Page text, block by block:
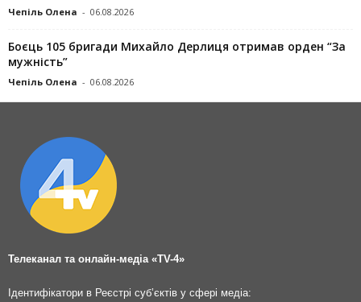
Чепіль Олена - 06.08.2026
Боєць 105 бригади Михайло Дерлиця отримав орден “За
мужність”
Чепіль Олена - 06.08.2026
Телеканал та онлайн-медіа «TV-4»
Ідентифікатори в Реєстрі суб’єктів у сфері медіа: